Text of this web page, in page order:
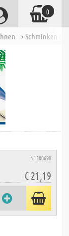
> Schminken &
N° 500698
€ 21,19
0